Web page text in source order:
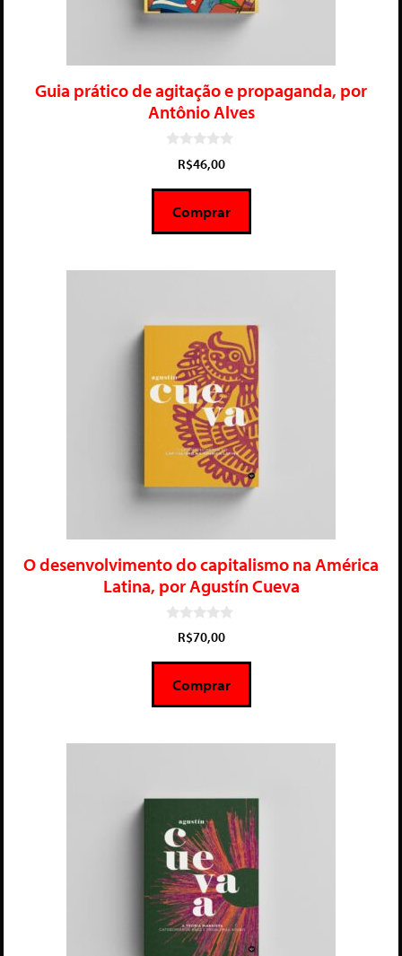
Guia prático de agitação e propaganda, por
Antônio Alves
5
R$46,00
Comprar
O desenvolvimento do capitalismo na América
Latina, por Agustín Cueva
5
R$70,00
Comprar